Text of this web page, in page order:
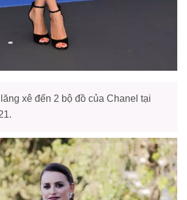
xê đến 2 bộ đồ của Chanel tại